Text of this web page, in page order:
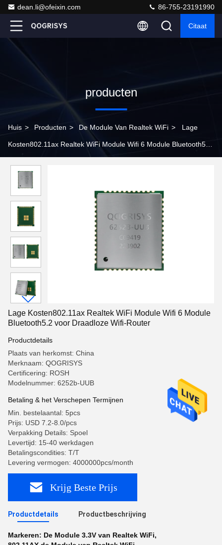
dean.li@ofeixin.com 86-755-23191990
Citaat
producten
Huis > Producten > De Module Van Realtek WiFi > Lage
Kosten802.11ax Realtek WiFi Module Wifi 6 Module Bluetooth5.2
Lage Kosten802.11ax Realtek WiFi Module Wifi 6 Module
Bluetooth5.2 voor Draadloze Wifi-Router
Productdetails
Plaats van herkomst: China
Merknaam: QOGRISYS
Certificering: ROSH
Modelnummer: 6252b-UUB
Betaling & het Verschepen Termijnen
Min. bestelaantal: 5pcs
Prijs: USD 7.2-8.0/pcs
Verpakking Details: Spoel
Levertijd: 15-40 werkdagen
Betalingscondities: T/T
Levering vermogen: 4000000pcs/month
Krijg Beste Prijs
Productdetails Productbeschrijving
Markeren: De Module 3.3V van Realtek WiFi,